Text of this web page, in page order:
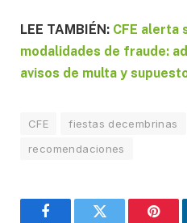
LEE TAMBIÉN: CFE alerta
modalidades de fraude:
avisos de multa y
CFE fiestas decembrinas
recomendaciones